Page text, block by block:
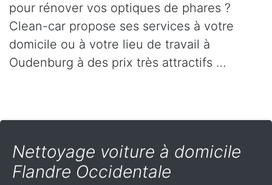
pour rénover vos optiques de phares ?
Clean-car propose ses services à votre
domicile ou à votre lieu de travail à
Oudenburg à des prix très attractifs …
Nettoyage voiture à domicile
Flandre Occidentale